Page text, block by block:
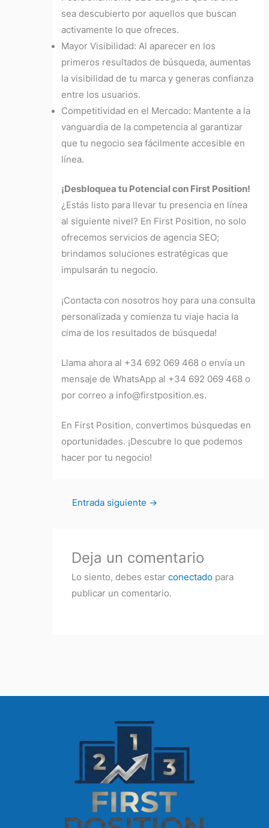
sea descubierto por aquellos que buscan
activamente lo que ofreces.
Mayor Visibilidad: Al aparecer en los
primeros resultados de búsqueda, aumentas
la visibilidad de tu marca y generas confianza
entre los usuarios.
Competitividad en el Mercado: Mantente a la
vanguardia de la competencia al garantizar
que tu negocio sea fácilmente accesible en
línea.
¡Desbloquea tu Potencial con First Position!
¿Estás listo para llevar tu presencia en línea
al siguiente nivel? En First Position, no solo
ofrecemos servicios de agencia SEO;
brindamos soluciones estratégicas que
impulsarán tu negocio.
¡Contacta con nosotros hoy para una consulta
personalizada y comienza tu viaje hacia la
cima de los resultados de búsqueda!
Llama ahora al +34 692 069 468 o envía un
mensaje de WhatsApp al +34 692 069 468 o
por correo a info@firstposition.es.
En First Position, convertimos búsquedas en
oportunidades. ¡Descubre lo que podemos
hacer por tu negocio!
Entrada siguiente →
Deja un comentario
Lo siento, debes estarconectado para
publicar un comentario.